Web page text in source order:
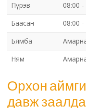
Пүрэв
08:00 -
Баасан
08:00 -
Бямба
Ням
Орхон
давж